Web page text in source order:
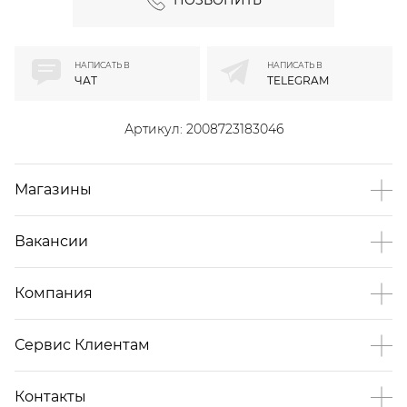
Артикул: 2008723183046
НАПИСАТЬ В
ЧАТ
НАПИСАТЬ В
TELEGRAM
Магазины
Вакансии
Компания
Сервис Клиентам
Контакты